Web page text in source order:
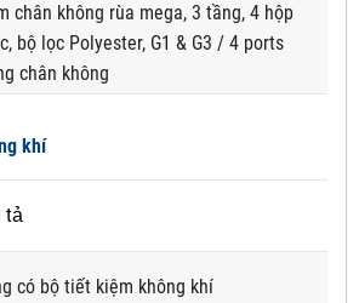
chân không rùa mega, 3 tầng, 4 hộp
bộ lọc Polyester, G1 & G3 / 4 ports
chân không
khí
tả
có bộ tiết kiệm không khí